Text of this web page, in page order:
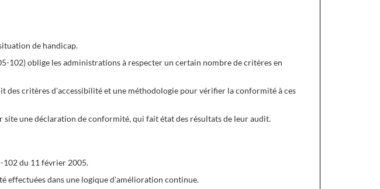
de handicap.
102) oblige les administrations à respecter un certain nombre de critères en
des critères d'accessibilité et une méthodologie pour vérifier la conformité à ces
une déclaration de conformité, qui fait état des résultats de leur audit.
102 du 11 février 2005.
effectuées dans une logique d'amélioration continue.